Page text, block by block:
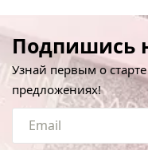
Подпишись
Узнай первым о
предложениях!